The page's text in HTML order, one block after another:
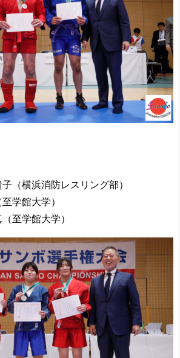
横浜消防レスリング部）
学館大学）
至学館大学）